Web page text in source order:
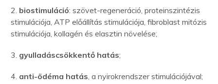
2. biostimuláció: szövet-regeneráció, proteinszintézis
stimulációja, ATP előállítás stimulációja, fibroblast mitózis
stimulációja, kollagén és elasztin növelése;
3. gyulladáscsökkentő hatás;
4. anti-ödéma hatás, a nyirokrendszer stimulációjával;